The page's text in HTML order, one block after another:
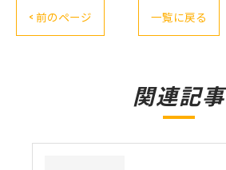
< 前のページ 一覧に戻る
関連記事